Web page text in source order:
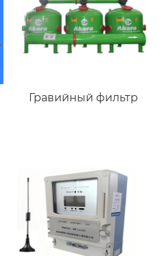
Гравийный фильтр